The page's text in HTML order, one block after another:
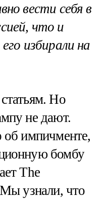
вести себя в
что и
избирали на
Но
не дают.
об импичменте,
бомбу
The
узнали, что